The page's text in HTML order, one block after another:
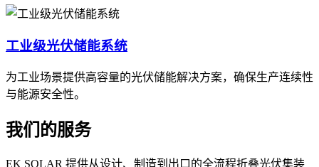
工业级光伏储能系统
为工业场景提供高容量的光伏储能解决方案，确保生产连续性
与能源安全性。
我们的服务
EK SOLAR 提供从设计、制造到出口的全流程折叠光伏集装